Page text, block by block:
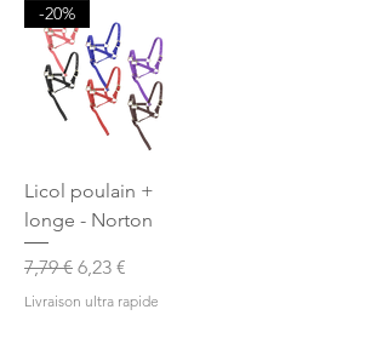
-20%
Licol poulain +
longe - Norton
Prix original
7,79 € Prix promotionnel
6,23 €
Livraison ultra rapide